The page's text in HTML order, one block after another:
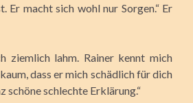
Er macht sich wohl nur Sorgen.“ Er
ziemlich lahm. Rainer kennt mich
dass er mich schädlich für dich
schöne schlechte Erklärung.“